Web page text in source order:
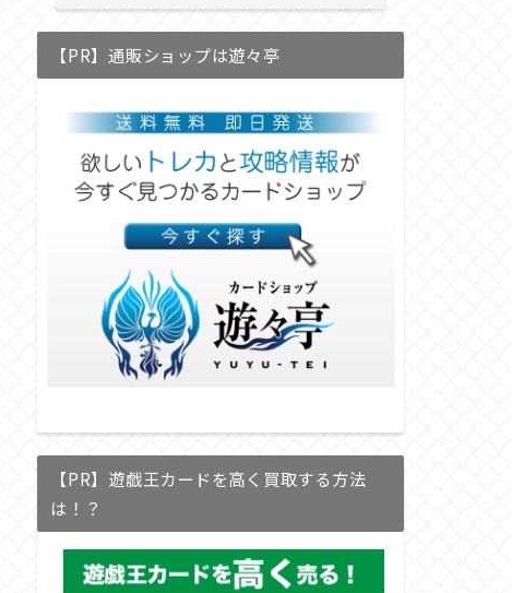
【PR】通販ショップは遊々亭
【PR】遊戯王カードを高く買取する方法
は！？